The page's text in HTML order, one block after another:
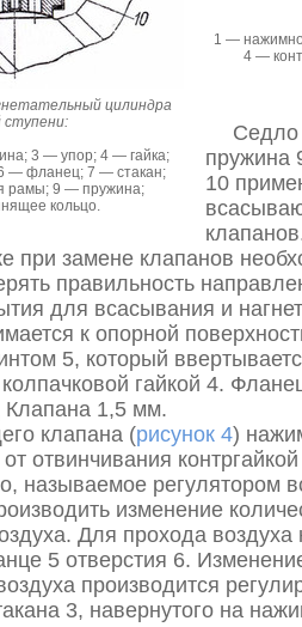
1 —
4 —
цилиндра
ступени:
3 — упор; 4 — гайка;
— фланец; 7 — стакан;
рамы; 9 — пружина;
кольцо.
Седло
пружина
10
при замене клапанов
правильность
для всасывания и
к опорной
5, который
гайкой 4.
1,5 мм.
клапана (рисунок 4)
от отвинчивания
называемое регулятором
изменение
Для прохода воздуха
5 отверстия 6.
производится
3, навернутого на